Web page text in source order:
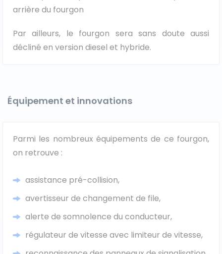
arrière du fourgon
Par ailleurs, le fourgon sera sans doute aussi
décliné en version diesel et hybride.
Équipement et innovations
Parmi les nombreux équipements de ce fourgon,
on retrouve :
assistance pré-collision,
avertisseur de changement de file,
alerte de somnolence du conducteur,
régulateur de vitesse avec limiteur de vitesse,